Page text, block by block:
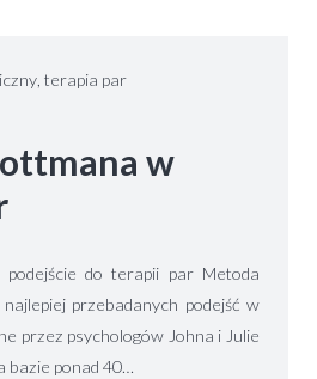
, terapia par
w
do terapii par Metoda
przebadanych podejść w
przez psychologów Johna i Julie
bazie ponad 40…